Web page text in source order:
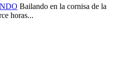
Bailando en la cornisa de la
horas...